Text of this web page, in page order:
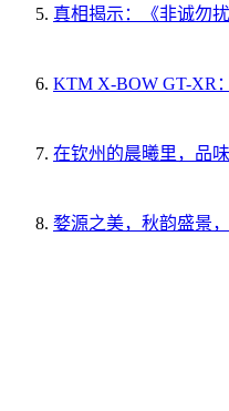
真相揭示：《非诚勿
KTM X-BOW GT-XR
在钦州的晨曦里，品
婺源之美，秋韵盛景